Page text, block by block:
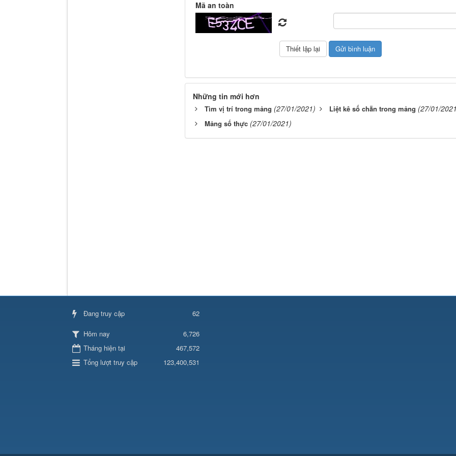
Mã an toàn
Những tin mới hơn
Tìm vị trí trong mảng (27/01/2021) Liệt kê số chẵn trong mảng (27/01/
Mảng số thực (27/01/2021)
Đang truy cập 62
Hôm nay
6,726
Tháng hiện tại
467,572
Tổng lượt truy cập
123,400,531